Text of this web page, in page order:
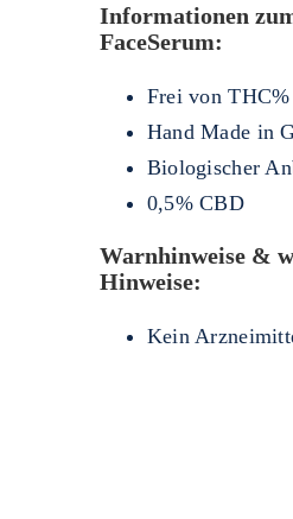
Informationen
FaceSerum:
Frei von THC%
Hand Made in
Biologischer
0,5% CBD
Warnhinweise &
Hinweise:
Kein